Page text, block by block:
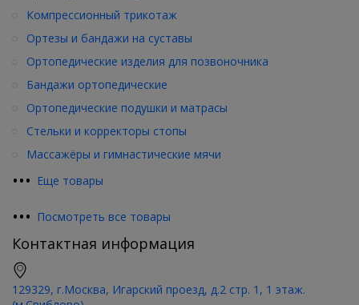
••• Еще товары
Компрессионный трикотаж
Ортезы и бандажи на суставы
Ортопедические изделия для позвоночника
Бандажи ортопедические
Ортопедические подушки и матрасы
Стельки и корректоры стопы
Массажёры и гимнастические мячи
••• Посмотреть все товары
Контактная информация
129329, г.Москва, Игарский проезд, д.2 стр. 1, 1 этаж.